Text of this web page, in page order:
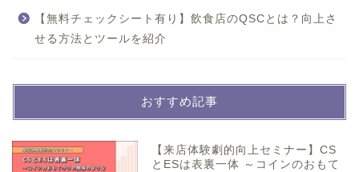
【無料チェックシート有り】飲食店のQSCとは？向上さ
せる方法とツールを紹介
おすすめ記事
【来店体験劇的向上セミナー】CS
とESは表裏一体 ～コインのおもて